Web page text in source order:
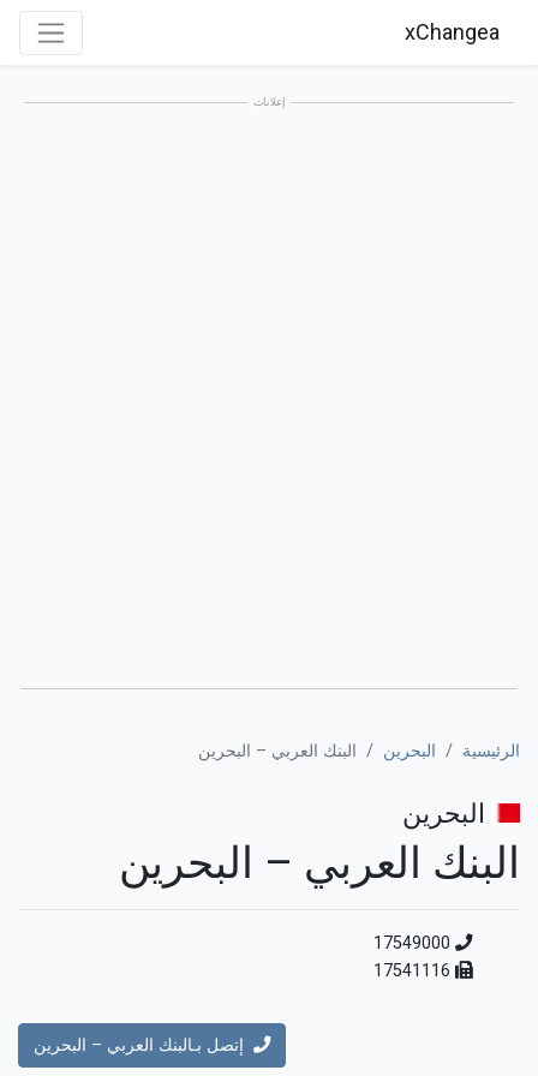
xChangea
إعلانات
الرئيسية البحرين البنك العربي – البحرين
البحرين
البنك العربي – البحرين
إتصل بـالبنك العربي – البحرين